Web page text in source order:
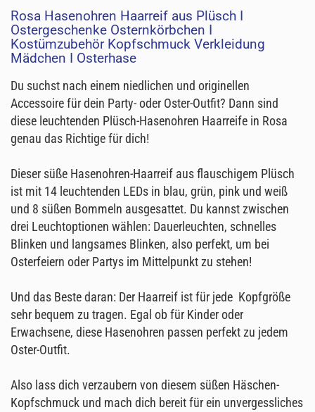
Rosa Hasenohren Haarreif aus Plüsch I
Ostergeschenke Osternkörbchen I
Kostümzubehör Kopfschmuck Verkleidung
Mädchen I Osterhase
Du suchst nach einem niedlichen und originellen
Accessoire für dein Party- oder Oster-Outfit? Dann sind
diese leuchtenden Plüsch-Hasenohren Haarreife in Rosa
genau das Richtige für dich!
Dieser süße Hasenohren-Haarreif aus flauschigem Plüsch
ist mit 14 leuchtenden LEDs in blau, grün, pink und weiß
und 8 süßen Bommeln ausgesattet. Du kannst zwischen
drei Leuchtoptionen wählen: Dauerleuchten, schnelles
Blinken und langsames Blinken, also perfekt, um bei
Osterfeiern oder Partys im Mittelpunkt zu stehen!
Und das Beste daran: Der Haarreif ist für jede Kopfgröße
sehr bequem zu tragen. Egal ob für Kinder oder
Erwachsene, diese Hasenohren passen perfekt zu jedem
Oster-Outfit.
Also lass dich verzaubern von diesem süßen Häschen-
Kopfschmuck und mach dich bereit für ein unvergessliches